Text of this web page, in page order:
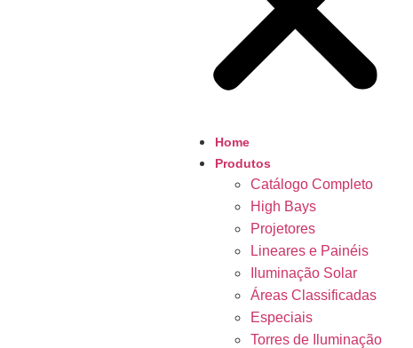
Home
Produtos
Catálogo Completo
High Bays
Projetores
Lineares e Painéis
Iluminação Solar
Áreas Classificadas
Especiais
Torres de Iluminação